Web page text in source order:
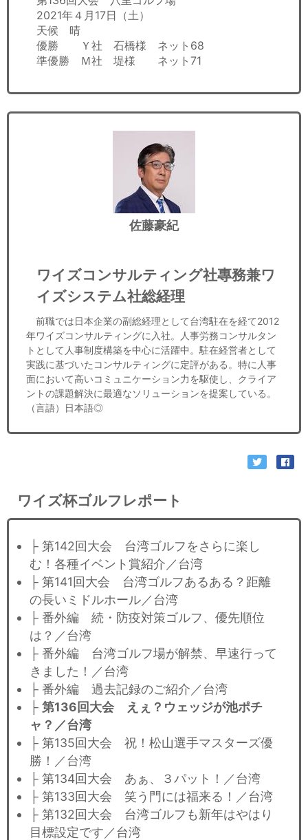
2021年４月17日（土）
天候 晴
優勝 Ｙ社 石橋様 ネット68
準優勝 Ｍ社 堤様 ネット71
佐藤豪紀
ワイズコンサルティング社專務兼ワ
イズシステム社総経理
前職では日本企業の副総経理として台湾駐在を経て2012
年ワイズコンサルティングに入社。人事労務コンサルタン
トとして人事制度構築を中心に活躍中。駐在経営者として
実践に基づいたコンサルティングに定評がある。特に人事
面において高いコミュニケーション力を駆使し、クライア
ントの課題解決に最適なソリューションを提案している。
（言語）日本語◎
ワイズ杯ゴルフレポート
├ 第142回大会 台湾ゴルフをさらに楽し
む！各種イベント賞紹介／台湾
├ 第141回大会 台湾ゴルフあるある？距離
の長いミドルホール／台湾
├ 番外編 続・防疫対策ゴルフ、優先順位
は？／台湾
├ 番外編 台湾ゴルフ場が解禁、早速行って
きました！／台湾
├ 番外編 過去記録のご紹介／台湾
├ 第136回大会 えぇ？ウェッジが池ポチ
ャ？／台湾
├ 第135回大会 祝！松山選手マスターズ優
勝！／台湾
├ 第134回大会 あぁ、３パット！／台湾
├ 第133回大会 笑う門には福来る！／台湾
├ 第132回大会 台湾ゴルフも新年はやはり
目標設定です／台湾